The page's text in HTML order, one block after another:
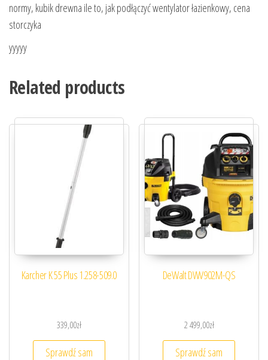
normy, kubik drewna ile to, jak podłączyć wentylator łazienkowy, cena
storczyka
yyyyy
Related products
Karcher K 55 Plus 1.258-509.0
339,00zł
Sprawdź sam
DeWalt DWV902M-QS
2 499,00zł
Sprawdź sam